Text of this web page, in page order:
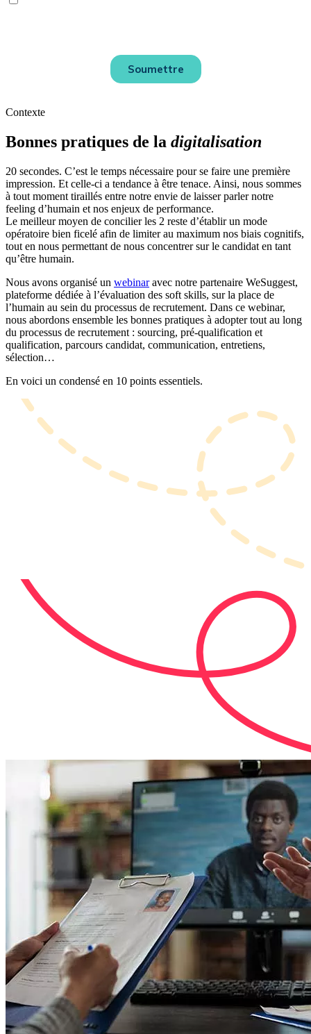
Contexte
Bonnes pratiques de la digitalisation
20 secondes. C’est le temps nécessaire pour se faire une première
impression. Et celle-ci a tendance à être tenace. Ainsi, nous sommes
à tout moment tiraillés entre notre envie de laisser parler notre
feeling d’humain et nos enjeux de performance.
Le meilleur moyen de concilier les 2 reste d’établir un mode
opératoire bien ficelé afin de limiter au maximum nos biais cognitifs,
tout en nous permettant de nous concentrer sur le candidat en tant
qu’être humain.
Nous avons organisé un webinaravec notre partenaire WeSuggest,
plateforme dédiée à l’évaluation des soft skills, sur la place de
l’humain au sein du processus de recrutement. Dans ce webinar,
nous abordons ensemble les bonnes pratiques à adopter tout au long
du processus de recrutement : sourcing, pré-qualification et
qualification, parcours candidat, communication, entretiens,
sélection…
En voici un condensé en 10 points essentiels.